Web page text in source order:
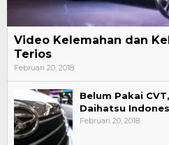
Video Kelemahan dan
Terios
Februari 20, 2018
Belum Pakai
Daihatsu
Februari 20, 2018